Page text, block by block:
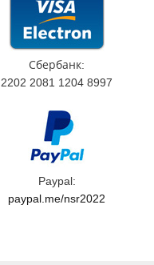
Сбербанк:
2202 2081 1204 8997
Paypal:
paypal.me/nsr2022